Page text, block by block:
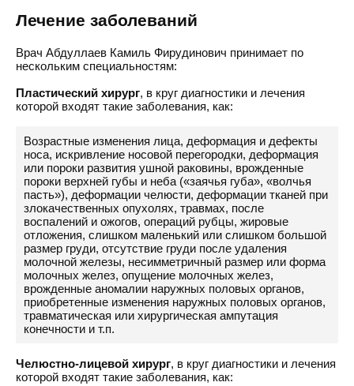
Лечение заболеваний
Врач Абдуллаев Камиль Фирудинович принимает по
нескольким специальностям:
Пластический хирург, в круг диагностики и лечения
которой входят такие заболевания, как:
Возрастные изменения лица, деформация и дефекты
носа, искривление носовой перегородки, деформация
или пороки развития ушной раковины, врожденные
пороки верхней губы и неба («заячья губа», «волчья
пасть»), деформации челюсти, деформации тканей при
злокачественных опухолях, травмах, после
воспалений и ожогов, операций рубцы, жировые
отложения, слишком маленький или слишком большой
размер груди, отсутствие груди после удаления
молочной железы, несимметричный размер или форма
молочных желез, опущение молочных желез,
врожденные аномалии наружных половых органов,
приобретенные изменения наружных половых органов,
травматическая или хирургическая ампутация
конечности и т.п.
Челюстно-лицевой хирург, в круг диагностики и лечения
которой входят такие заболевания, как: